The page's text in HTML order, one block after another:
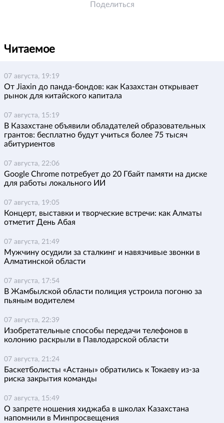
Поделиться
Читаемое
07 августа, 19:19
От Jiaxin до панда-бондов: как Казахстан открывает
рынок для китайского капитала
07 августа, 15:19
В Казахстане объявили обладателей образовательных
грантов: бесплатно будут учиться более 75 тысяч
абитуриентов
07 августа, 22:06
Google Chrome потребует до 20 Гбайт памяти на диске
для работы локального ИИ
07 августа, 19:05
Концерт, выставки и творческие встречи: как Алматы
отметит День Абая
07 августа, 21:49
Мужчину осудили за сталкинг и навязчивые звонки в
Алматинской области
07 августа, 17:54
В Жамбылской области полиция устроила погоню за
пьяным водителем
07 августа, 22:39
Изобретательные способы передачи телефонов в
колонию раскрыли в Павлодарской области
07 августа, 21:24
Баскетболисты «Астаны» обратились к Токаеву из-за
риска закрытия команды
07 августа, 15:49
О запрете ношения хиджаба в школах Казахстана
напомнили в Минпросвещения